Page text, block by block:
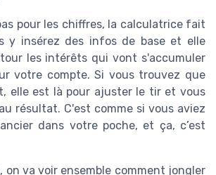
pour les chiffres, la calculatrice fait
y insérez des infos de base et elle
les intérêts qui vont s'accumuler
votre compte. Si vous trouvez que
elle est là pour ajuster le tir et vous
résultat. C'est comme si vous aviez
dans votre poche, et ça, c’est
on va voir ensemble comment jongler